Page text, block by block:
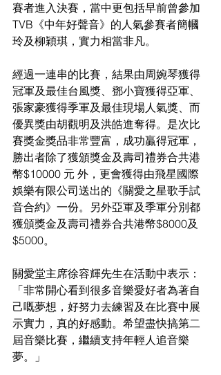
賽者進入決賽，當中更包括早前曾參加
TVB《中年好聲音》的人氣參賽者簡幗
玲及柳穎琪，實力相當非凡。
經過一連串的比賽，結果由周婉琴獲得
冠軍及最佳台風獎、鄧小寶獲得亞軍、
張家豪獲得季軍及最佳現場人氣獎、而
優異獎由胡觀明及洪皓進奪得。是次比
賽獎金獎品非常豐富，成功贏得冠軍，
勝出者除了獲頒獎金及壽司禮券合共港
幣$10000 元 外，更會獲得由飛星國際
娛樂有限公司送出的《關愛之星歌手試
音合約》一份。另外亞軍及季軍分別都
獲頒獎金及壽司禮券合共港幣$8000及
$5000。
關愛堂主席徐容輝先生在活動中表示：
「非常開心看到很多音樂愛好者為著自
己嘅夢想，好努力去練習及在比賽中展
示實力，真的好感動。希望盡快搞第二
屆音樂比賽，繼續支持年輕人追音樂
夢。」